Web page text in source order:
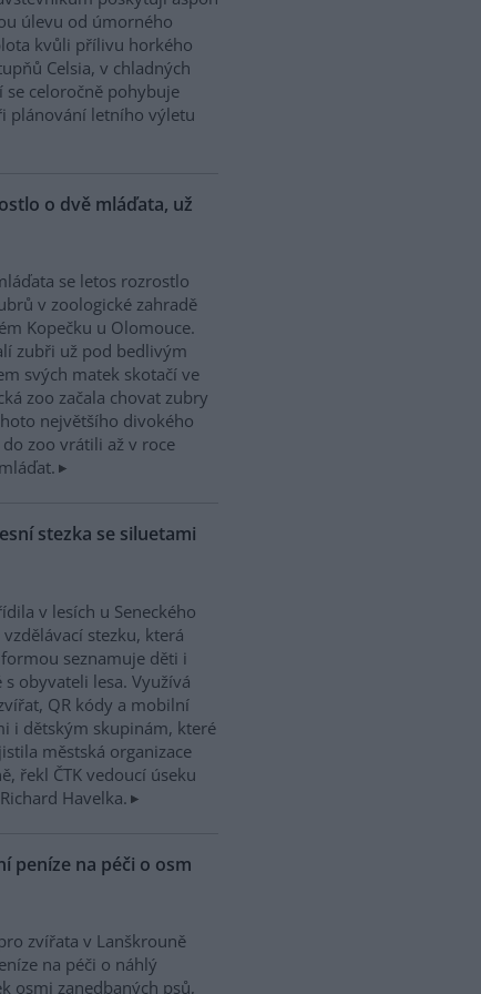
úlevu od úmorného
kvůli přílivu horkého
Celsia, v chladných
se celoročně pohybuje
plánování letního výletu
o dvě mláďata, už
se letos rozrostlo
v zoologické zahradě
Kopečku u Olomouce.
zubři už pod bedlivým
svých matek skotačí ve
zoo začala chovat zubry
největšího divokého
zoo vrátili až v roce
stezka se siluetami
v lesích u Seneckého
stezku, která
seznamuje děti i
s obyvateli lesa. Využívá
QR kódy a mobilní
i dětským skupinám, které
městská organizace
řekl ČTK vedoucí úseku
Havelka.
peníze na péči o osm
zvířata v Lanškrouně
na péči o náhlý
osmi zanedbaných psů,